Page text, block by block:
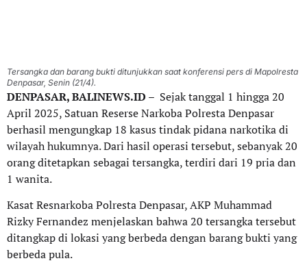
Tersangka dan barang bukti ditunjukkan saat konferensi pers di Mapolresta
Denpasar, Senin (21/4).
DENPASAR, BALINEWS.ID– Sejak tanggal 1 hingga 20
April 2025, Satuan Reserse Narkoba Polresta Denpasar
berhasil mengungkap 18 kasus tindak pidana narkotika di
wilayah hukumnya. Dari hasil operasi tersebut, sebanyak 20
orang ditetapkan sebagai tersangka, terdiri dari 19 pria dan
1 wanita.
Kasat Resnarkoba Polresta Denpasar, AKP Muhammad
Rizky Fernandez menjelaskan bahwa 20 tersangka tersebut
ditangkap di lokasi yang berbeda dengan barang bukti yang
berbeda pula.